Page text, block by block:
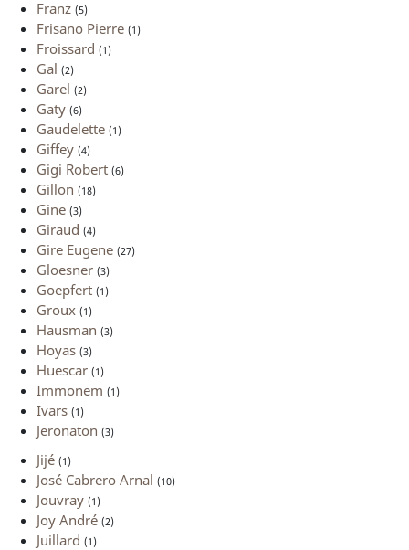
Franz (5)
Frisano Pierre (1)
Froissard (1)
Gal (2)
Garel (2)
Gaty (6)
Gaudelette (1)
Giffey (4)
Gigi Robert (6)
Gillon (18)
Gine (3)
Giraud (4)
Gire Eugene (27)
Gloesner (3)
Goepfert (1)
Groux (1)
Hausman (3)
Hoyas (3)
Huescar (1)
Immonem (1)
Ivars (1)
Jeronaton (3)
Jijé (1)
José Cabrero Arnal (10)
Jouvray (1)
Joy André (2)
Juillard (1)